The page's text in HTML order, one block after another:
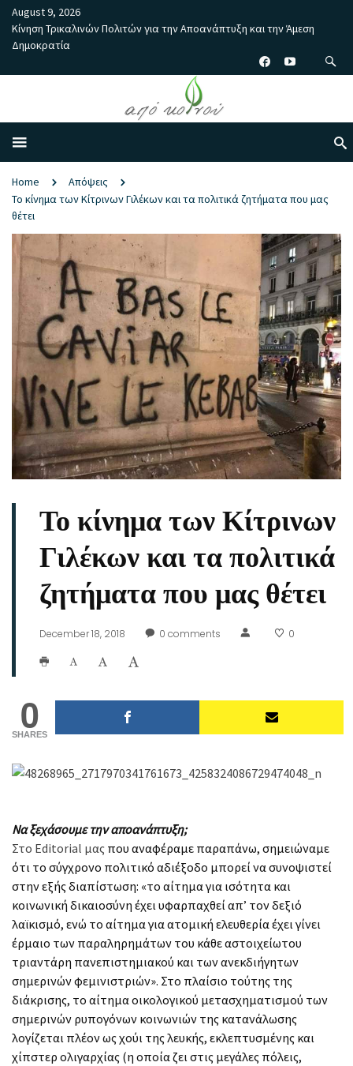
August 9, 2026
Κίνηση Τρικαλινών Πολιτών για την Αποανάπτυξη και την Άμεση
Δημοκρατία
Home
Απόψεις
Το κίνημα των Κίτρινων Γιλέκων και τα πολιτικά ζητήματα που μας
θέτει
Το κίνημα των Κίτρινων
Γιλέκων και τα πολιτικά
ζητήματα που μας θέτει
December 18, 2018 0 comments 0
0
SHARES
Να ξεχάσουμε την αποανάπτυξη;
Στο Editorial μας που αναφέραμε παραπάνω, σημειώναμε
ότι το σύγχρονο πολιτικό αδιέξοδο μπορεί να συνοψιστεί
στην εξής διαπίστωση: «το αίτημα για ισότητα και
κοινωνική δικαιοσύνη έχει υφαρπαχθεί απ’ τον δεξιό
λαϊκισμό, ενώ το αίτημα για ατομική ελευθερία έχει γίνει
έρμαιο των παραληρημάτων του κάθε αστοιχείωτου
τριαντάρη πανεπιστημιακού και των ανεκδιήγητων
σημερινών φεμινιστριών». Στο πλαίσιο τούτης της
διάκρισης, το αίτημα οικολογικού μετασχηματισμού των
σημερινών ρυπογόνων κοινωνιών της κατανάλωσης
λογίζεται πλέον ως χούι της λευκής, εκλεπτυσμένης και
χίπστερ ολιγαρχίας (η οποία ζει στις μεγάλες πόλεις,